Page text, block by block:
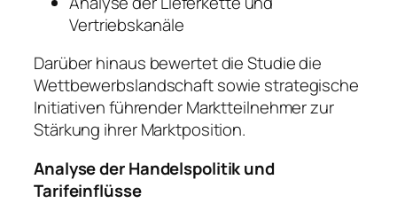
Vertriebskanäle
Darüber hinaus bewertet die Studie die
Wettbewerbslandschaft sowie strategische
Initiativen führender Marktteilnehmer zur
Stärkung ihrer Marktposition.
Analyse der Handelspolitik und
Tarifeinflüsse